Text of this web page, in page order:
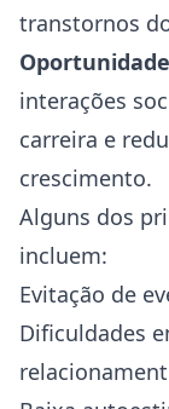
transtornos
interações
carreira e
crescimento.
Alguns dos
incluem:
Evitação de
Dificuldades